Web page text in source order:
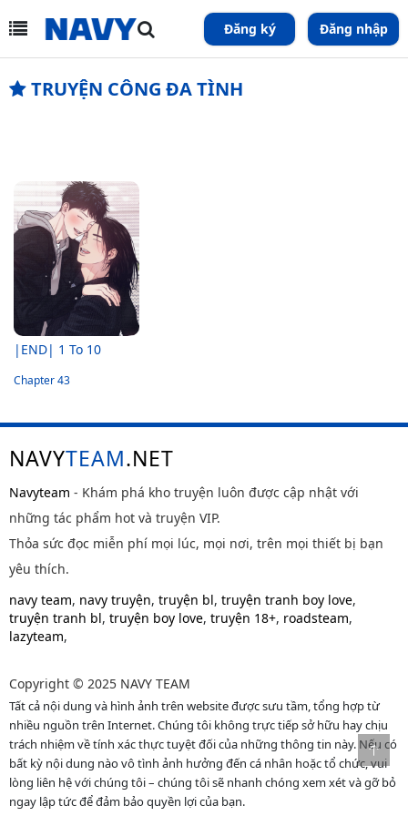
Đăng ký Đăng nhập
TRUYỆN CÔNG ĐA TÌNH
|END| 1 To 10
Chapter 43
NAVYTEAM.NET
Navyteam - Khám phá kho truyện luôn được cập nhật với
những tác phẩm hot và truyện VIP.
Thỏa sức đọc miễn phí mọi lúc, mọi nơi, trên mọi thiết bị bạn
yêu thích.
navy team, navy truyện, truyện bl, truyện tranh boy love,
truyện tranh bl, truyện boy love, truyện 18+, roadsteam,
lazyteam,
Copyright © 2025 NAVY TEAM
Tất cả nội dung và hình ảnh trên website được sưu tầm, tổng hợp từ
nhiều nguồn trên Internet. Chúng tôi không trực tiếp sở hữu hay chịu
trách nhiệm về tính xác thực tuyệt đối của những thông tin này. Nếu có
bất kỳ nội dung nào vô tình ảnh hưởng đến cá nhân hoặc tổ chức, vui
lòng liên hệ với chúng tôi – chúng tôi sẽ nhanh chóng xem xét và gỡ bỏ
ngay lập tức để đảm bảo quyền lợi của bạn.